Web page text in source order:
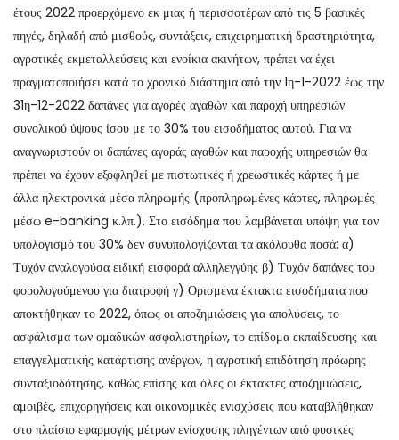
έτους 2022 προερχόμενο εκ μιας ή περισσοτέρων από τις 5 βασικές
πηγές, δηλαδή από μισθούς, συντάξεις, επιχειρηματική δραστηριότητα,
αγροτικές εκμεταλλεύσεις και ενοίκια ακινήτων, πρέπει να έχει
πραγματοποιήσει κατά το χρονικό διάστημα από την 1η-1-2022 έως την
31η-12-2022 δαπάνες για αγορές αγαθών και παροχή υπηρεσιών
συνολικού ύψους ίσου με το 30% του εισοδήματος αυτού. Για να
αναγνωριστούν οι δαπάνες αγοράς αγαθών και παροχής υπηρεσιών θα
πρέπει να έχουν εξοφληθεί με πιστωτικές ή χρεωστικές κάρτες ή με
άλλα ηλεκτρονικά μέσα πληρωμής (προπληρωμένες κάρτες, πληρωμές
μέσω e-banking κ.λπ.). Στο εισόδημα που λαμβάνεται υπόψη για τον
υπολογισμό του 30% δεν συνυπολογίζονται τα ακόλουθα ποσά: α)
Τυχόν αναλογούσα ειδική εισφορά αλληλεγγύης β) Τυχόν δαπάνες του
φορολογούμενου για διατροφή γ) Ορισμένα έκτακτα εισοδήματα που
αποκτήθηκαν το 2022, όπως οι αποζημιώσεις για απολύσεις, το
ασφάλισμα των ομαδικών ασφαλιστηρίων, το επίδομα εκπαίδευσης και
επαγγελματικής κατάρτισης ανέργων, η αγροτική επιδότηση πρόωρης
συνταξιοδότησης, καθώς επίσης και όλες οι έκτακτες αποζημιώσεις,
αμοιβές, επιχορηγήσεις και οικονομικές ενισχύσεις που καταβλήθηκαν
στο πλαίσιο εφαρμογής μέτρων ενίσχυσης πληγέντων από φυσικές